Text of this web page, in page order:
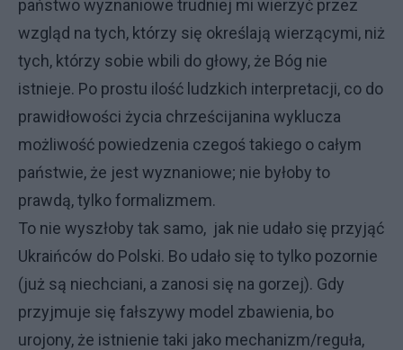
państwo wyznaniowe trudniej mi wierzyć przez
wzgląd na tych, którzy się określają wierzącymi, niż
tych, którzy sobie wbili do głowy, że Bóg nie
istnieje. Po prostu ilość ludzkich interpretacji, co do
prawidłowości życia chrześcijanina wyklucza
możliwość powiedzenia czegoś takiego o całym
państwie, że jest wyznaniowe; nie byłoby to
prawdą, tylko formalizmem.
To nie wyszłoby tak samo, jak nie udało się przyjąć
Ukraińców do Polski. Bo udało się to tylko pozornie
(już są niechciani, a zanosi się na gorzej). Gdy
przyjmuje się fałszywy model zbawienia, bo
urojony, że istnienie taki jako mechanizm/reguła,